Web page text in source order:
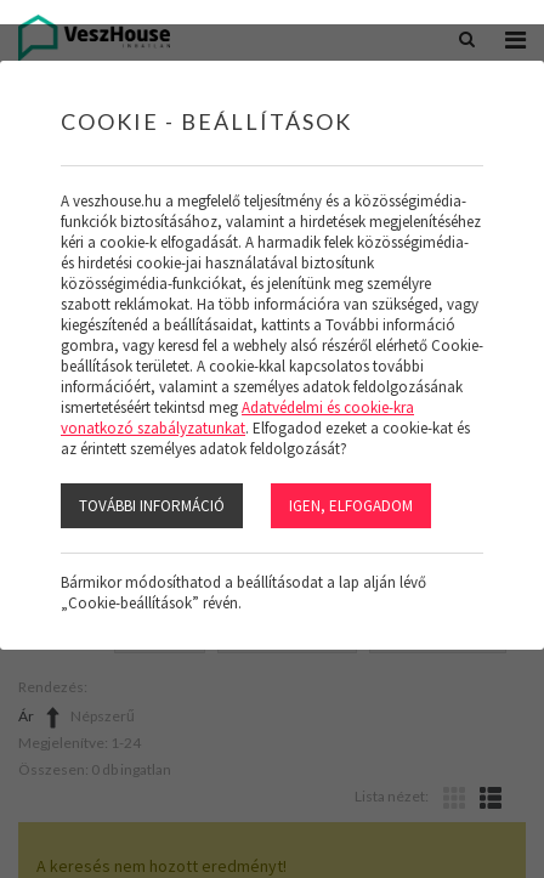
office@veszhouse.hu +36 20 402 5098
INGATLAN KÉSZLETÜNK
(19)
Szűrő megjelenítése
Rendezés:
Ár
Népszerű
Megjelenítve: 1-24
Összesen: 0 db ingatlan
Lista nézet:
A keresés nem hozott eredményt!
COOKIE - BEÁLLÍTÁSOK
A veszhouse.hu a megfelelő teljesítmény és a közösségimédia-
funkciók biztosításához, valamint a hirdetések megjelenítéséhez
kéri a cookie-k elfogadását. A harmadik felek közösségimédia-
és hirdetési cookie-jai használatával biztosítunk
közösségimédia-funkciókat, és jelenítünk meg személyre
szabott reklámokat. Ha több információra van szükséged, vagy
kiegészítenéd a beállításaidat, kattints a További információ
gombra, vagy keresd fel a webhely alsó részéről elérhető Cookie-
beállítások területet. A cookie-kkal kapcsolatos további
információért, valamint a személyes adatok feldolgozásának
ismertetéséért tekintsd megAdatvédelmi és cookie-kra
vonatkozó szabályzatunkat. Elfogadod ezeket a cookie-kat és
az érintett személyes adatok feldolgozását?
TOVÁBBI INFORMÁCIÓ IGEN, ELFOGADOM
Bármikor módosíthatod a beállításodat a lap alján lévő
„Cookie-beállítások” révén.